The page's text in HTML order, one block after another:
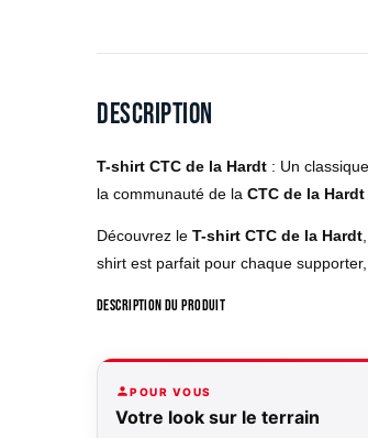
Description
T-shirt CTC de la Hardt : Un
la communauté de la CTC de la Hardt
Découvrez le T-shirt CTC de la Hardt
shirt est parfait pour chaque
Description du produit
POUR VOUS
Votre look sur le terrain